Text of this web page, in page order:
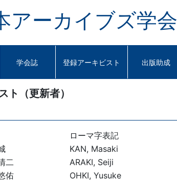
アーカイブズ学会
学会誌 登録アーキビスト 出版助成
ト（更新者）
ローマ字表記
KAN, Masaki
二 ARAKI, Seiji
佑 OHKI, Yusuke